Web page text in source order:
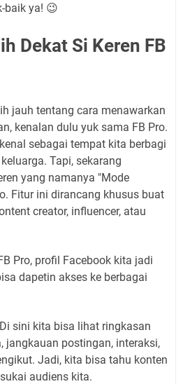
baik ya! 😉
Dekat Si Keren FB
jauh tentang cara menawarkan
kenalan dulu yuk sama FB Pro.
sebagai tempat kita berbagi
Tapi, sekarang
yang namanya "Mode
Fitur ini dirancang khusus buat
creator, influencer, atau
Pro, profil Facebook kita jadi
dapetin akses ke berbagai
Di sini kita bisa lihat ringkasan
jangkauan postingan, interaksi,
Jadi, kita bisa tahu konten
audiens kita.